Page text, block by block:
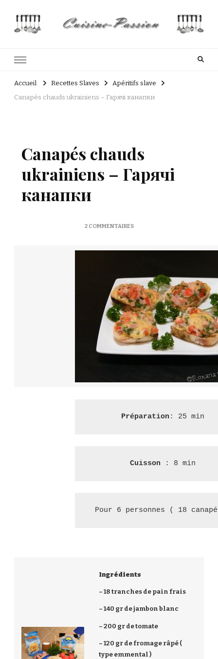
Accueil Recettes Slaves
Apéritifs slave
Canapés chauds ukrainiens – Гарячі канапки
Canapés chauds
ukrainiens – Гарячі
канапки
2 COMMENTAIRESSUR
КАНАПКИ
Préparation : 25 min
Cuisson : 8 min
Pour 6 personnes ( 18
Ingrédients
– 18 tranches de pain frais
– 140 gr de jambon blanc
– 200 gr de tomate
– 120 gr de fromage râpé (
type emmental )